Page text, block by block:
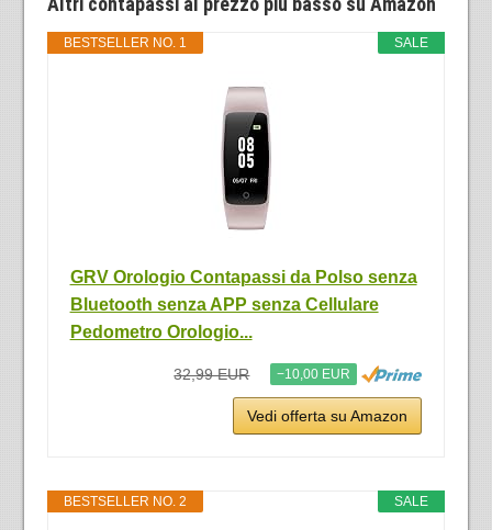
SALE
BESTSELLER NO. 1
GRV Orologio Contapassi da Polso senza
Bluetooth senza APP senza Cellulare
Pedometro Orologio...
32,99 EUR −10,00 EUR
Vedi offerta su Amazon
SALE
BESTSELLER NO. 2